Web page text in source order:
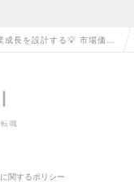
成長を設計する💡 市場価値
職
関するポリシー